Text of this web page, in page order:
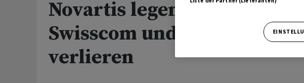
Novartis legen zu -
Swisscom und Alcon
verlieren